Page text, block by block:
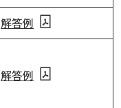
解答例
解答例